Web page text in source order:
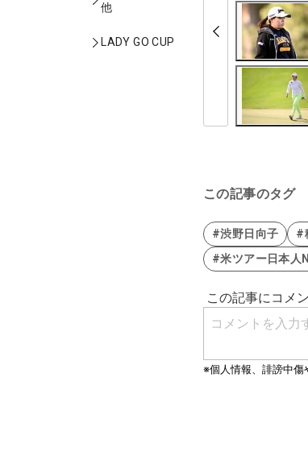
他
LADY GO CUP
この記事のタグ
#渋野日向子 #
#米ツアー日本人